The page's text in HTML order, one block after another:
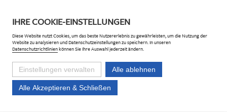
Euroregion Erzgebirge e.V. Aktuelles
IHRECOOKIE-EINSTELLUNGEN
DieseWebsitenutzt Cookies, um das beste Nutzererlebnis zu gewährleisten, um die Nutzung der
Websitezu analysieren und Datenschutzeinstellungen zu speichern. In unseren
Datenschutzrichtlinienkönnen Sie Ihre Auswahl jederzeit ändern.
Einstellungen verwalten Alle ablehnen
Alle Akzeptieren & Schließen